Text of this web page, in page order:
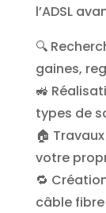
l’ADSL
🔍
gaines,
🚜
types de
🏠
votre
🔁
câble